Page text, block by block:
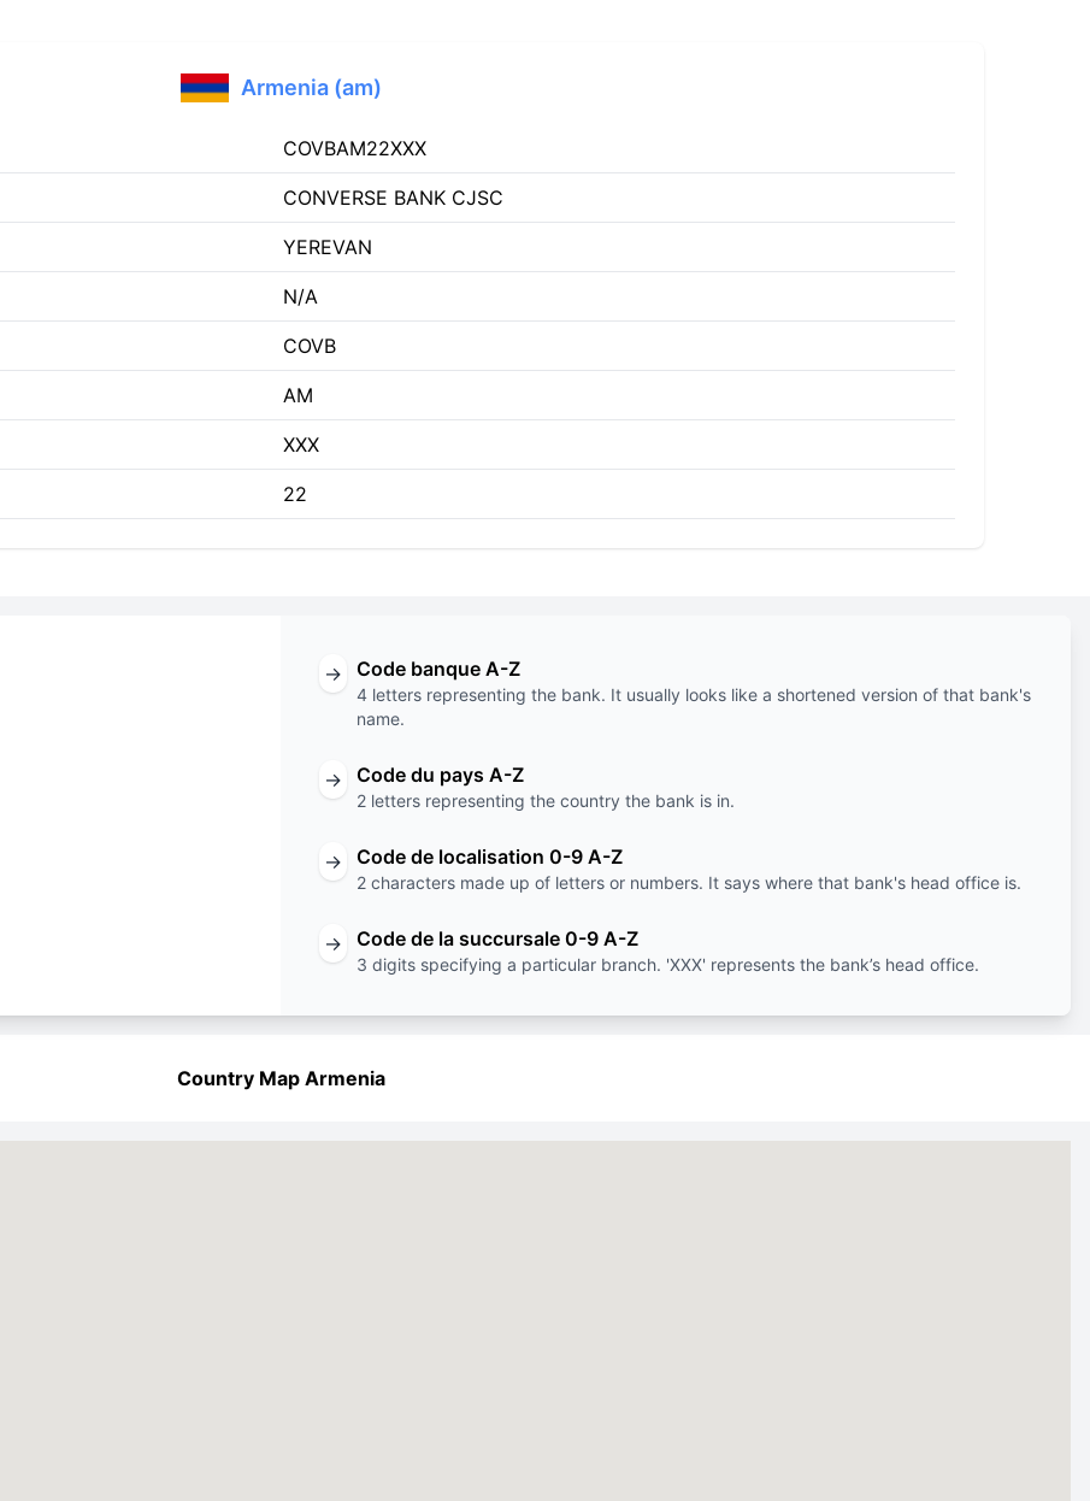
Armenia (am)
COVBAM22XXX
CONVERSE BANK CJSC
YEREVAN
N/A
COVB
AM
XXX
22
→ Code banque A-Z
4 letters representing the bank. It usually looks like a shortened version of that bank's
name.
→ Code du pays A-Z
2 letters representing the country the bank is in.
→ Code de localisation 0-9 A-Z
2 characters made up of letters or numbers. It says where that bank's head office is.
→ Code de la succursale 0-9 A-Z
3 digits specifying a particular branch. 'XXX' represents the bank’s head office.
Country Map Armenia